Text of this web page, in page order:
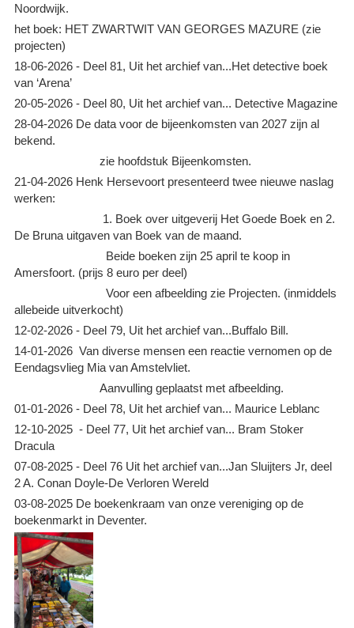
Noordwijk.
het boek: HET ZWARTWIT VAN GEORGES MAZURE (zie
projecten)
18-06-2026 - Deel 81, Uit het archief van...Het detective boek
van ‘Arena’
20-05-2026 - Deel 80, Uit het archief van... Detective Magazine
28-04-2026 De data voor de bijeenkomsten van 2027 zijn al
bekend.
zie hoofdstuk Bijeenkomsten.
21-04-2026 Henk Hersevoort presenteerd twee nieuwe naslag
werken:
1. Boek over uitgeverij Het Goede Boek en 2.
De Bruna uitgaven van Boek van de maand.
Beide boeken zijn 25 april te koop in
Amersfoort. (prijs 8 euro per deel)
Voor een afbeelding zie Projecten. (inmiddels
allebeide uitverkocht)
12-02-2026 - Deel 79, Uit het archief van...Buffalo Bill.
14-01-2026 Van diverse mensen een reactie vernomen op de
Eendagsvlieg Mia van Amstelvliet.
Aanvulling geplaatst met afbeelding.
01-01-2026 - Deel 78, Uit het archief van... Maurice Leblanc
12-10-2025 - Deel 77, Uit het archief van... Bram Stoker
Dracula
07-08-2025 - Deel 76 Uit het archief van...Jan Sluijters Jr, deel
2 A. Conan Doyle-De Verloren Wereld
03-08-2025 De boekenkraam van onze vereniging op de
boekenmarkt in Deventer.